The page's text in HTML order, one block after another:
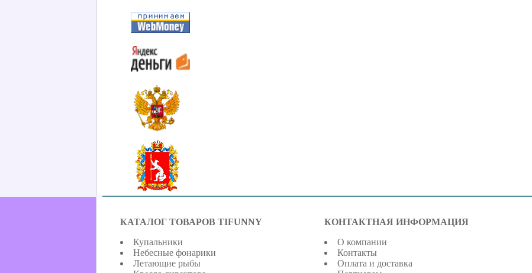
КАТАЛОГ ТОВАРОВ TIFUNNY
Купальники
Небесные фонарики
Летающие рыбы
КОНТАКТНАЯ ИНФОРМАЦИЯ
О компании
Контакты
Оплата и доставка